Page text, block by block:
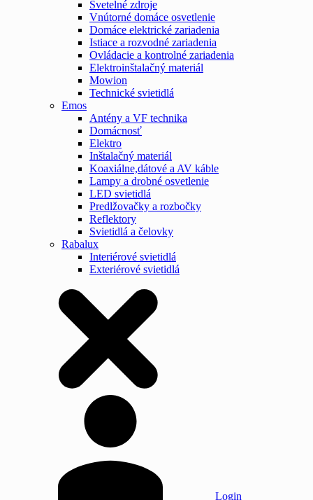
Svetelné zdroje
Vnútorné domáce osvetlenie
Domáce elektrické zariadenia
Istiace a rozvodné zariadenia
Ovládacie a kontrolné zariadenia
Elektroinštalačný materiál
Mowion
Technické svietidlá
Emos
Antény a VF technika
Domácnosť
Elektro
Inštalačný materiál
Koaxiálne,dátové a AV káble
Lampy a drobné osvetlenie
LED svietidlá
Predlžovačky a rozbočky
Reflektory
Svietidlá a čelovky
Rabalux
Interiérové svietidlá
Exteriérové svietidlá
Login